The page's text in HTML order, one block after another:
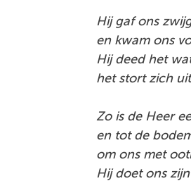
Hij gaf ons
en kwam ons
Hij deed het
het stort zich
Zo is de Heer
en tot de
om ons met
Hij doet ons